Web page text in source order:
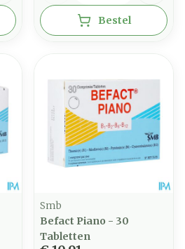
Bestel
Smb
Befact Piano - 30
Tabletten